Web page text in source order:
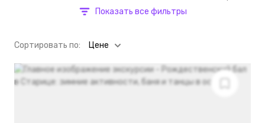
Показать все фильтры
Cортировать по: Цене